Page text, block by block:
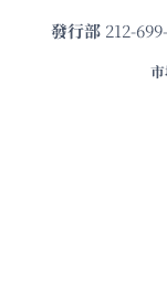
發⾏部 212-